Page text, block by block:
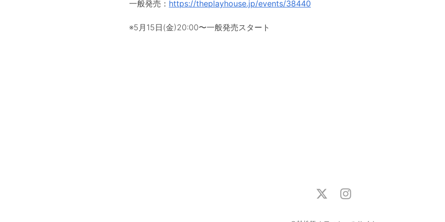
一般発売： https://theplayhouse.jp/events/38440
※5月15日(金)20:00〜一般発売スタート